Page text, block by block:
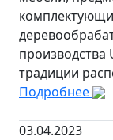
производства
традиции
Подробнее
03.04.2023